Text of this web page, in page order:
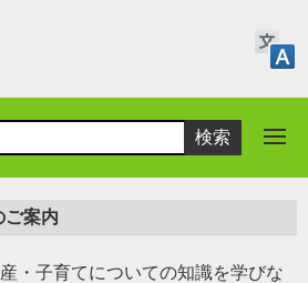
ご案内
・子育てについての知識を学びな